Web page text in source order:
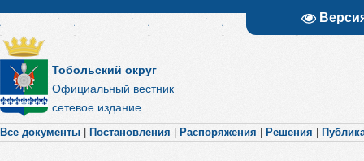
Тобольский округ
Официальный вестник
сетевое издание
Все документы Постановления Распоряжения Решения